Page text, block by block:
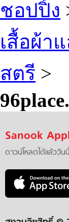
ชอปปิ้ง
เสื้อผ้า
สตรี >
Sanook
ดาวน์โหลดได้แล้ววัน